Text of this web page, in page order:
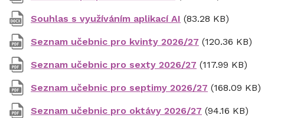
Souhlas s využíváním aplikací AI (83.28 KB)
Seznam učebnic pro kvinty 2026/27 (120.36 KB)
Seznam učebnic pro sexty 2026/27 (117.99 KB)
Seznam učebnic pro septimy 2026/27 (168.09 KB)
Seznam učebnic pro oktávy 2026/27 (94.16 KB)